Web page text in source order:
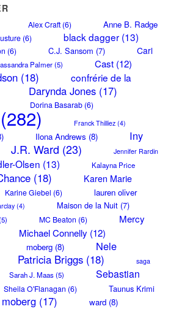
Alex Craft(6)
Anne B. Radge
(6) black dagger(13)
(6) C.J. Sansom (7)
Carl
Palmer(5) Cast(12)
(18)
confrérie de la
Darynda Jones(17)
Dorina Basarab(6)
Franck Thilliez(4)
Ilona Andrews (8)
Iny
J.R. Ward (23)
Jennifer Rardin
Olsen (13)
Kalayna Price
(18)
Karen Marie
Karine Giebel (6)
lauren oliver
(4) Maison de la Nuit(7)
MC Beaton (6)
Mercy
Michael Connelly (12)
moberg(8)
Nele
Patricia Briggs(18)
saga
Sarah J. Maas(5)
Sebastian
Sheila O'Flanagan (6)
Taunus Krimi
(17) ward(8)